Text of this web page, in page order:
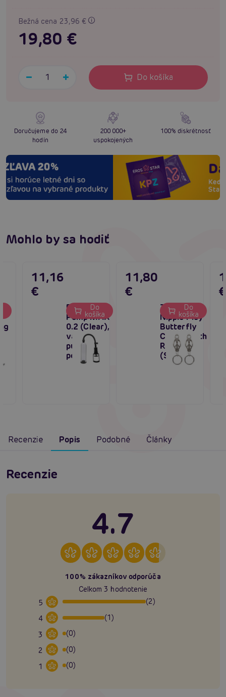
Bežná cena 23,96 €
19,80 €
Do košíka
Doručujeme do 24
hodín
200 000+
uspokojených
100% diskrétnosť
Mohlo by sa hodiť
Power
Pump MAX
0.2 (Clear),
vákuová
pumpa na
penis
11,16
€
Do
košíka
TABOOM
Nipple Play
Butterfly
Clamps with
Ring
(Silver)
11,80
€
Do
košíka
Recenzie Popis Podobné Články
Recenzie
4.7
100% zákazníkov odporúča
Celkom 3 hodnotenie
5
(2)
4
(1)
3
(0)
2
(0)
1
(0)